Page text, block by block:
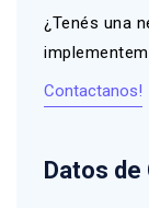
¿Tenés una
Contactanos!
Datos